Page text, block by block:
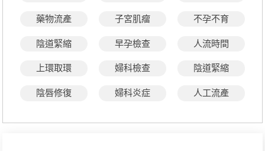
藥物流產 子宮肌瘤 不孕不育
陰道緊縮 早孕檢查 人流時間
上環取環 婦科檢查 陰道緊縮
陰唇修復 婦科炎症 人工流產